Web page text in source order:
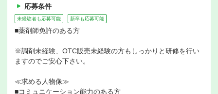
応募条件
未経験者も応募可能 新卒も応募可能
■薬剤師免許のある方
※調剤未経験、OTC販売未経験の方もしっかりと研修を行い
ますのでご安心下さい。
≪求める人物像≫
■コミュニケーション能力のある方